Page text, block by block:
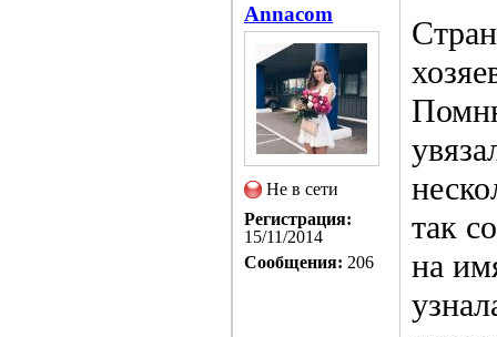
Annacom
Не в сети
Регистрация:
15/11/2014
Сообщения: 206
так
на